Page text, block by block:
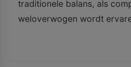
traditionele balans, als
weloverwogen wordt